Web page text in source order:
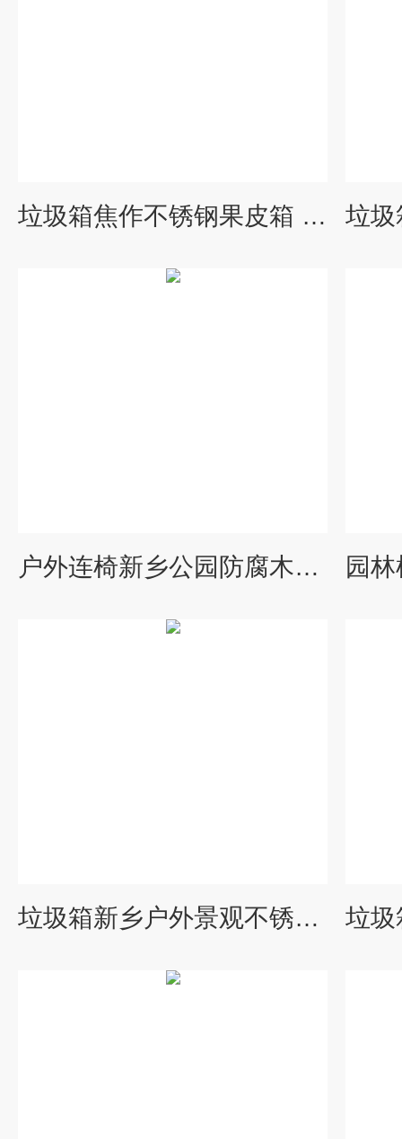
垃圾箱焦作不锈钢果皮箱 景观钢木垃圾桶制造厂家 脚踏果皮箱
户外连椅新乡公园防腐木连椅 靠背座椅供应厂家 价格 园林桌椅
垃圾箱新乡户外景观不锈钢果皮箱垃圾桶生产厂家 脚踏果皮箱